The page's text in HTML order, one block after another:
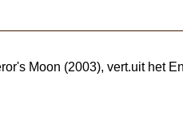
Moon (2003), vert.uit het